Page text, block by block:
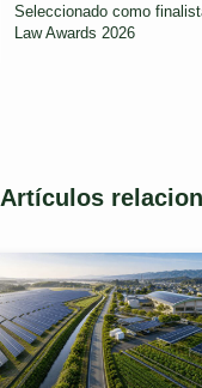
Seleccionado como
Law Awards 2026
Artículos